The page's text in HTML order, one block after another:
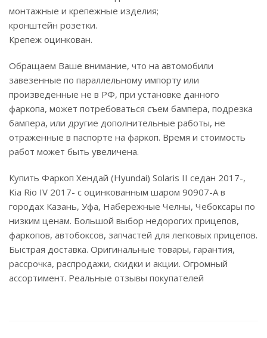
монтажные и крепежные изделия;
кронштейн розетки.
Крепеж оцинкован.
Обращаем Ваше внимание, что на автомобили
завезенные по параллельному импорту или
произведенные не в РФ, при установке данного
фаркопа, может потребоваться съем бампера, подрезка
бампера, или другие дополнительные работы, не
отраженные в паспорте на фаркоп. Время и стоимость
работ может быть увеличена.
Купить Фаркоп Хендай (Hyundai) Solaris II седан 2017-,
Kia Rio IV 2017- с оцинкованным шаром 90907-A в
городах Казань, Уфа, Набережные Челны, Чебоксары по
низким ценам. Большой выбор недорогих прицепов,
фаркопов, автобоксов, запчастей для легковых прицепов.
Быстрая доставка. Оригинальные товары, гарантия,
рассрочка, распродажи, скидки и акции. Огромный
ассортимент. Реальные отзывы покупателей